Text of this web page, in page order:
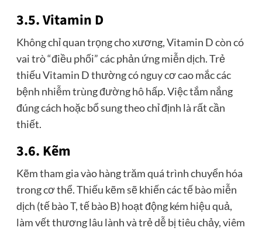
3.5. Vitamin D
Không chỉ quan trọng cho xương, Vitamin D còn có
vai trò “điều phối” các phản ứng miễn dịch. Trẻ
thiếu Vitamin D thường có nguy cơ cao mắc các
bệnh nhiễm trùng đường hô hấp. Việc tắm nắng
đúng cách hoặc bổ sung theo chỉ định là rất cần
thiết.
3.6. Kẽm
Kẽm tham gia vào hàng trăm quá trình chuyển hóa
trong cơ thể. Thiếu kẽm sẽ khiến các tế bào miễn
dịch (tế bào T, tế bào B) hoạt động kém hiệu quả,
làm vết thương lâu lành và trẻ dễ bị tiêu chảy, viêm